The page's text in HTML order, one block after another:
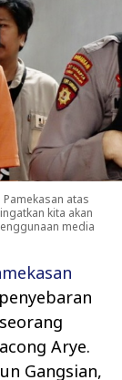
atas
kita akan
media
Arye.
Gangsian,